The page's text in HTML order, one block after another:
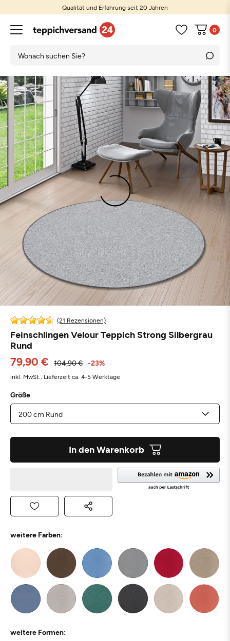
Qualität und Erfahrung seit 20 Jahren
0
(21 Rezensionen)
Feinschlingen Velour Teppich Strong Silbergrau
Rund
79,90 € 104,90 € -23%
inkl. MwSt., Lieferzeit ca. 4-5 Werktage
Größe
In den Warenkorb
weitere Farben:
weitere Formen: